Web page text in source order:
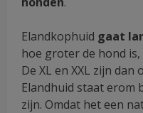
Elandkophuid gaat
hoe groter de hond
De XL en XXL zijn
Elandhuid staat erom
zijn. Omdat het een